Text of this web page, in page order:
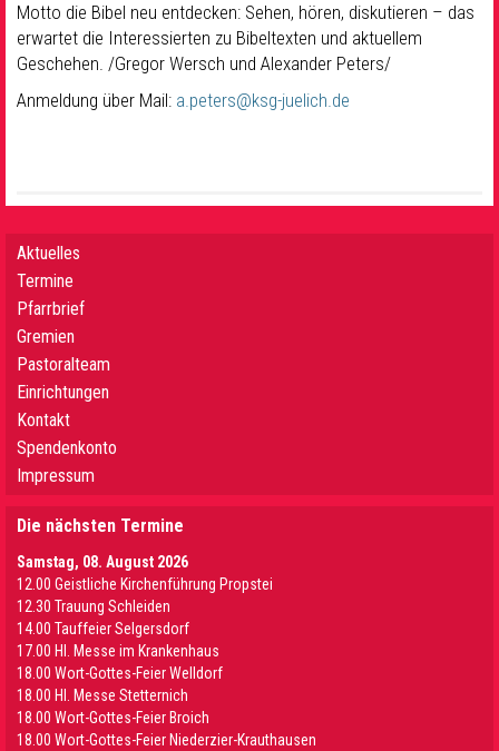
Motto die Bibel neu entdecken: Sehen, hören, diskutieren – das
erwartet die Interessierten zu Bibeltexten und aktuellem
Geschehen. /Gregor Wersch und Alexander Peters/
Anmeldung über Mail: a.peters@ksg-juelich.de
Aktuelles
Termine
Pfarrbrief
Gremien
Pastoralteam
Einrichtungen
Kontakt
Spendenkonto
Impressum
Die nächsten Termine
Samstag, 08. August 2026
12.00 Geistliche Kirchenführung Propstei
12.30 Trauung Schleiden
14.00 Tauffeier Selgersdorf
17.00 Hl. Messe im Krankenhaus
18.00 Wort-Gottes-Feier Welldorf
18.00 Hl. Messe Stetternich
18.00 Wort-Gottes-Feier Broich
18.00 Wort-Gottes-Feier Niederzier-Krauthausen